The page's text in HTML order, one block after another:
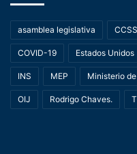
asamblea legislativa CCSS
COVID-19 Estados Unidos
INS MEP Ministerio
OIJ Rodrigo Chaves.